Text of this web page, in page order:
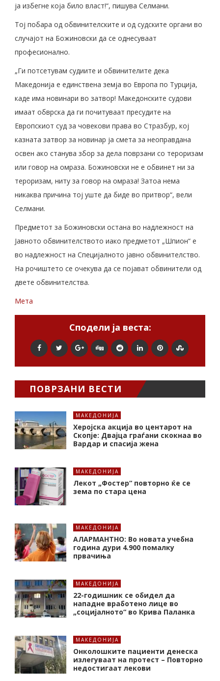
ја избегне која било власт!“, пишува Селмани.
Тој побара од обвинителските и од судските органи во
случајот на Божиновски да се однесуваат
професионално.
„Ги потсетувам судиите и обвинителите дека
Македонија е единствена земја во Европа по Турција,
каде има новинари во затвор! Македонските судови
имаат обврска да ги почитуваат пресудите на
Европскиот суд за човекови права во Стразбур, кој
казната затвор за новинар ја смета за неоправдана
освен ако станува збор за дела поврзани со тероризам
или говор на омраза. Божиновски не е обвинет ни за
тероризам, ниту за говор на омраза! Затоа нема
никаква причина тој уште да биде во притвор“, вели
Селмани.
Предметот за Божиновски остана во надлежност на
Јавното обвинителството иако предметот „Шпион“ е
во надлежност на Специјалното јавно обвинителство.
На рочиштето се очекува да се појават обвинители од
двете обвинителства.
Мета
Сподели ја веста:
ПОВРЗАНИ ВЕСТИ
МАКЕДОНИЈА
Херојска акција во центарот на
Скопје: Двајца граѓани скокнаа во
Вардар и спасија жена
МАКЕДОНИЈА
Лекот „Фостер“ повторно ќе се
зема по стара цена
МАКЕДОНИЈА
АЛАРМАНТНО: Во новата учебна
година дури 4.900 помалку
првачиња
МАКЕДОНИЈА
22-годишник се обидел да
нападне вработено лице во
„социјалното“ во Крива Паланка
МАКЕДОНИЈА
Онколошките пациенти денеска
излегуваат на протест – Повторно
недостигаат лекови